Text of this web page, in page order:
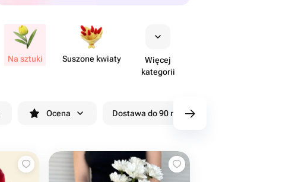
Na sztuki Suszone kwiaty
Więcej
kategorii
Ocena Dostawa do 90 minut